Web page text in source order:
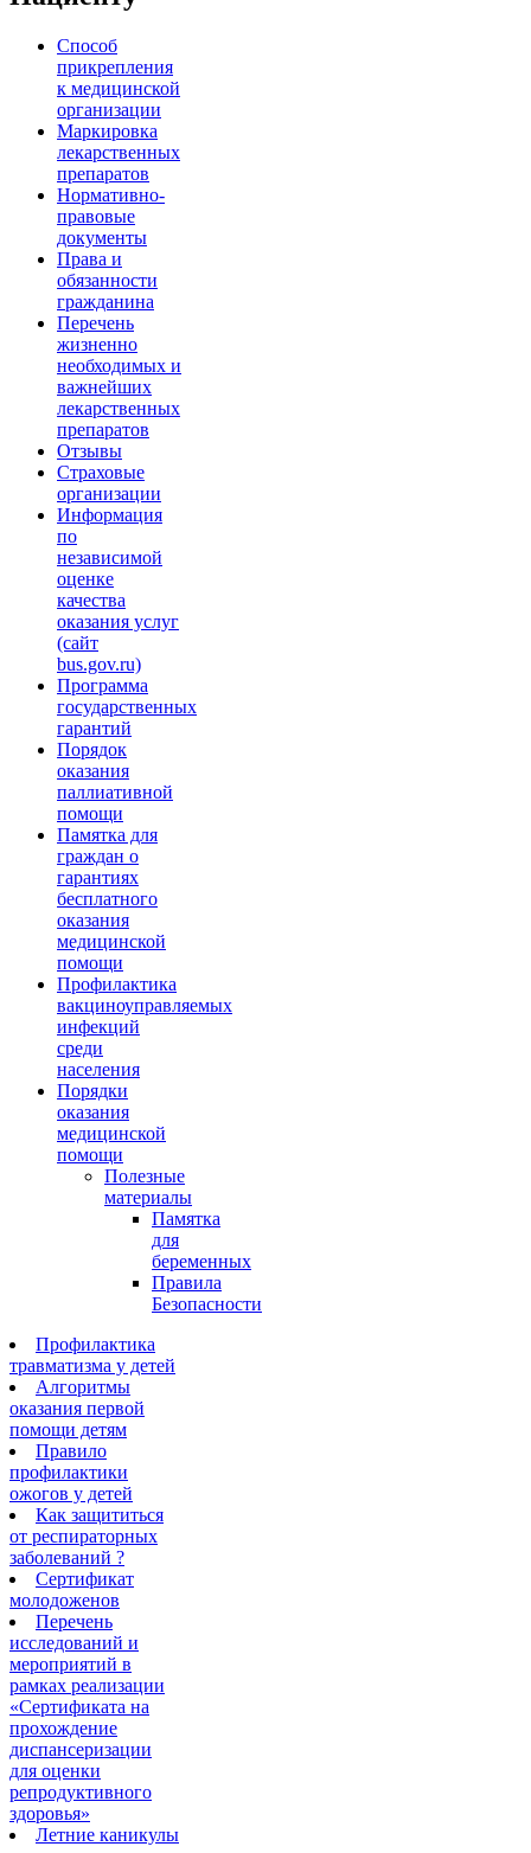
Способ
прикрепления
к медицинской
организации
Маркировка
лекарственных
препаратов
Нормативно-
правовые
документы
Права и
обязанности
гражданина
Перечень
жизненно
необходимых и
важнейших
лекарственных
препаратов
Отзывы
Страховые
организации
Информация
по
независимой
оценке
качества
оказания услуг
(сайт
bus.gov.ru)
Программа
государственных
гарантий
Порядок
оказания
паллиативной
помощи
Памятка для
граждан о
гарантиях
бесплатного
оказания
медицинской
помощи
Профилактика
вакциноуправляемых
инфекций
среди
населения
Порядки
оказания
медицинской
помощи
Полезные
материалы
Памятка
для
беременных
Правила
Безопасности
Профилактика
травматизма у детей
Алгоритмы
оказания первой
помощи детям
Правило
профилактики
ожогов у детей
Как защититься
от респираторных
заболеваний ?
Сертификат
молодоженов
Перечень
исследований и
мероприятий в
рамках реализации
«Сертификата на
прохождение
диспансеризации
для оценки
репродуктивного
здоровья»
Летние каникулы